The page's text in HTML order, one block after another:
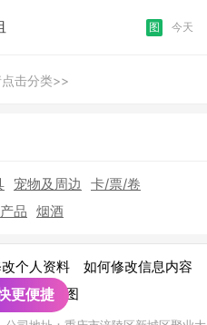
图 今天
击分类>>
宠物及周边
卡/票/卷
品 烟酒
个人资料 如何修改信息内容
| 网站地图
更便捷